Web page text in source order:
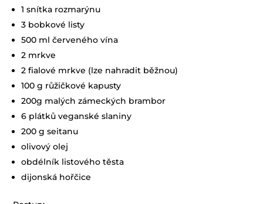
1 snítka rozmarýnu
3 bobkové listy
500 ml červeného vína
2 mrkve
2 fialové mrkve (lze nahradit běžnou)
100 g růžičkové kapusty
200g malých zámeckých brambor
6 plátků veganské slaniny
200 g seitanu
olivový olej
obdélník listového těsta
dijonská hořčice